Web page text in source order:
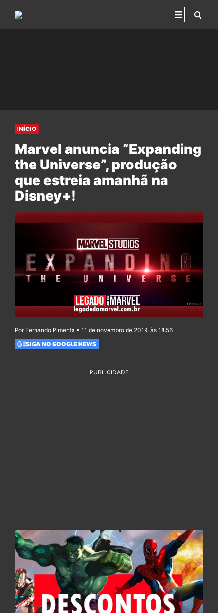
INÍCIO
Marvel anuncia “Expanding
the Universe”, produção
que estreia amanhã na
Disney+!
Por Fernando Pimenta • 11 de novembro de 2019, às 18:56
SIGA NO GOOGLE NEWS
PUBLICIDADE